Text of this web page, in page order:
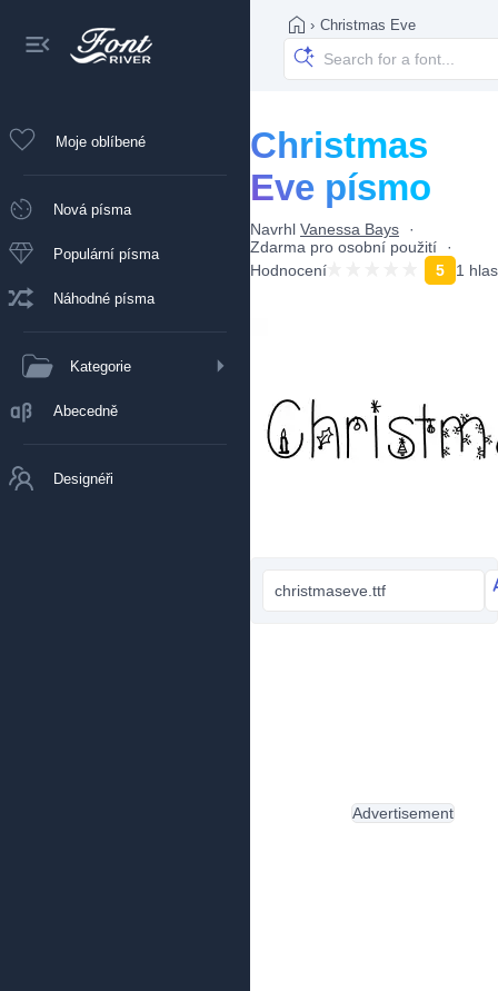
Moje oblíbené
Nová písma
Populární písma
Náhodné písma
Kategorie
Abecedně
Designéři
› Christmas Eve
Christmas
Eve písmo
Navrhl Vanessa Bays
Zdarma pro osobní použití
Hodnocení
5 1 hlas
christmaseve.ttf
Advertisement